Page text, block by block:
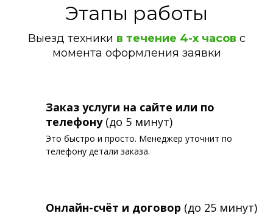
Этапы работы
Выезд техники в течение 4-х часов с
момента оформления заявки
Заказ услуги на сайте или по
телефону(до 5 минут)
Это быстро и просто. Менеджер уточнит по
телефону детали заказа.
Онлайн-счёт и договор (до 25 минут)